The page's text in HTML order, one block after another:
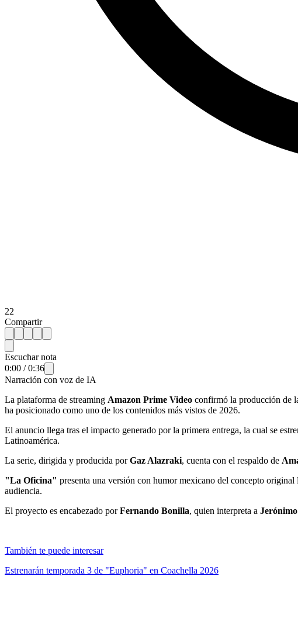
22
Compartir
Escuchar nota
0:00 /0:36
Narración con voz de IA
La plataforma de streaming Amazon Prime Video confirmó la producción de
ha posicionado como uno de los contenidos más vistos de 2026.
El anuncio llega tras el impacto generado por la primera entrega, la cual se
Latinoamérica.
La serie, dirigida y producida porGaz Alazraki, cuenta con el respaldo de
"La Oficina" presenta una versión con humor mexicano del concepto
audiencia.
El proyecto es encabezado porFernando Bonilla, quien interpreta a
También te puede interesar
Estrenarán temporada 3 de "Euphoria" en Coachella 2026